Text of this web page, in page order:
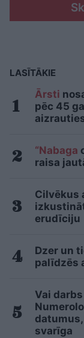
LASĪTĀKIE
Ārsti
pēc 45
“Nabaga
raisa
Cilvēkus
erudīciju
Dzer un
palīdzēs
Vai
svarīga